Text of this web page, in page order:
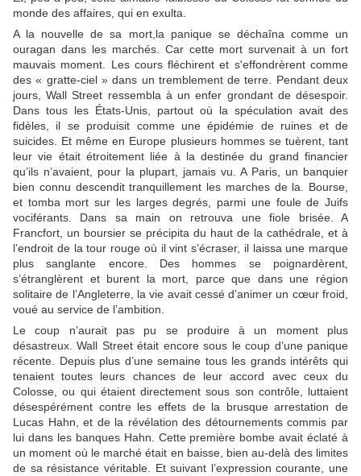
monde des affaires, qui en exulta.
A la nouvelle de sa mort,la panique se déchaîna comme un
ouragan dans les marchés. Car cette mort survenait à un fort
mauvais moment. Les cours fléchirent et s'effondrèrent comme
des « gratte-ciel » dans un tremblement de terre. Pendant deux
jours, Wall Street ressembla à un enfer grondant de désespoir.
Dans tous les États-Unis, partout où la spéculation avait des
fidèles, il se produisit comme une épidémie de ruines et de
suicides. Et même en Europe plusieurs hommes se tuèrent, tant
leur vie était étroitement liée à la destinée du grand financier
qu’ils n’avaient, pour la plupart, jamais vu. A Paris, un banquier
bien connu descendit tranquillement les marches de la. Bourse,
et tomba mort sur les larges degrés, parmi une foule de Juifs
vociférants. Dans sa main on retrouva une fiole brisée. A
Francfort, un boursier se précipita du haut de la cathédrale, et à
l’endroit de la tour rouge où il vint s’écraser, il laissa une marque
plus sanglante encore. Des hommes se poignardèrent,
s’étranglèrent et burent la mort, parce que dans une région
solitaire de l’Angleterre, la vie avait cessé d’animer un cœur froid,
voué au service de l’ambition.
Le coup n’aurait pas pu se produire à un moment plus
désastreux. Wall Street était encore sous le coup d’une panique
récente. Depuis plus d’une semaine tous les grands intérêts qui
tenaient toutes leurs chances de leur accord avec ceux du
Colosse, ou qui étaient directement sous son contrôle, luttaient
désespérément contre les effets de la brusque arrestation de
Lucas Hahn, et de la révélation des détournements commis par
lui dans les banques Hahn. Cette première bombe avait éclaté à
un moment où le marché était en baisse, bien au-delà des limites
de sa résistance véritable. Et suivant l’expression courante, une